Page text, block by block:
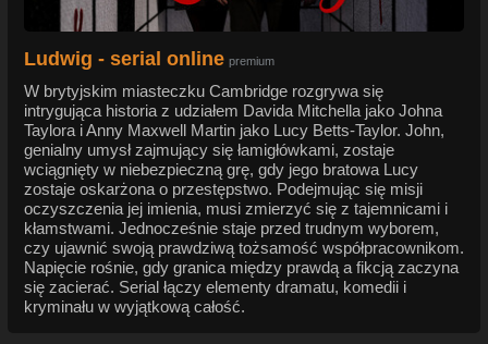
Ludwig - serial online premium
W brytyjskim miasteczku Cambridge rozgrywa się
intrygująca historia z udziałem Davida Mitchella jako Johna
Taylora i Anny Maxwell Martin jako Lucy Betts-Taylor. John,
genialny umysł zajmujący się łamigłówkami, zostaje
wciągnięty w niebezpieczną grę, gdy jego bratowa Lucy
zostaje oskarżona o przestępstwo. Podejmując się misji
oczyszczenia jej imienia, musi zmierzyć się z tajemnicami i
kłamstwami. Jednocześnie staje przed trudnym wyborem,
czy ujawnić swoją prawdziwą tożsamość współpracownikom.
Napięcie rośnie, gdy granica między prawdą a fikcją zaczyna
się zacierać. Serial łączy elementy dramatu, komedii i
kryminału w wyjątkową całość.